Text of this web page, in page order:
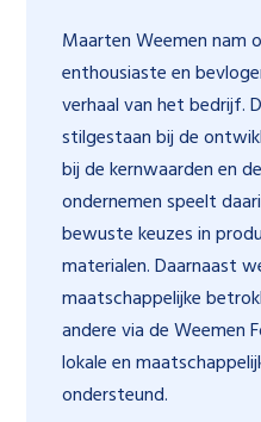
Maarten Weemen nam
enthousiaste en
verhaal van het bedrijf.
stilgestaan bij de
bij de kernwaarden en
ondernemen speelt
bewuste keuzes in
materialen. Daarnaast
maatschappelijke
andere via de Weemen
lokale en
ondersteund.